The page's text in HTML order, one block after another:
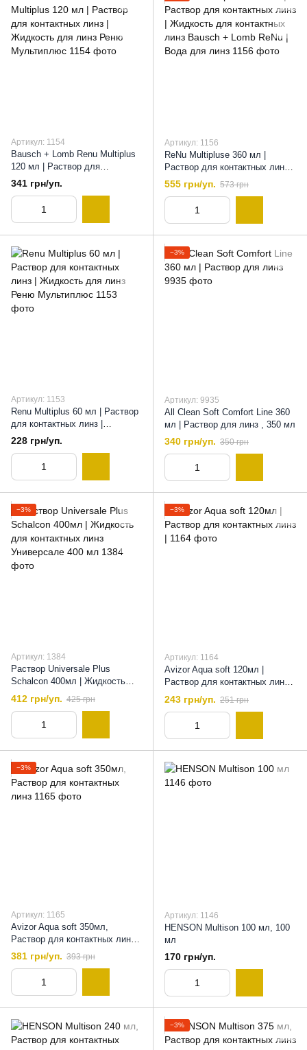
Артикул: 1154
Bausch + Lomb Renu Multiplus
120 мл | Раствор для
контактных линз | Жидкость
для линз Реню Мультиплюс,
341 грн/уп.
Артикул: 1156
ReNu Multipluse 360 мл |
Раствор для контактных линз |
Жидкость для контактных линз
Bausch + Lomb ReNu | Вода
для линз, 360 мл
555 грн/уп. 573 грн
Артикул: 1153
Renu Multiplus 60 мл | Раствор
для контактных линз |
Жидкость для линз Реню
Мультиплюс, 60 мл
228 грн/уп.
−3%
Артикул: 9935
All Clean Soft Comfort Line 360
мл | Раствор для линз , 350 мл
340 грн/уп. 350 грн
−3%
Артикул: 1384
Раствор Universale Plus
Schalcon 400мл | Жидкость
для контактных линз
Универсале 400 мл, 400 мл
412 грн/уп. 425 грн
−3%
Артикул: 1164
Avizor Aqua soft 120мл |
Раствор для контактных линз |,
120 мл
243 грн/уп. 251 грн
−3%
Артикул: 1165
Avizor Aqua soft 350мл,
Раствор для контактных линз,
350 мл
381 грн/уп. 393 грн
Артикул: 1146
HENSON Multison 100 мл, 100
мл
170 грн/уп.
−3%